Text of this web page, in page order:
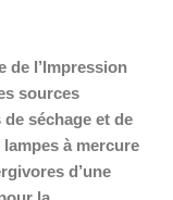
de l’Impression
sources
séchage et de
à mercure
d’une